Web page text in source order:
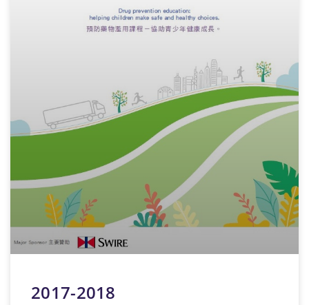
2017-2018